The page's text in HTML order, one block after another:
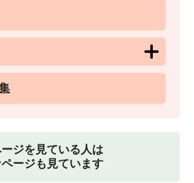
ジを見ている人は
ージも見ています